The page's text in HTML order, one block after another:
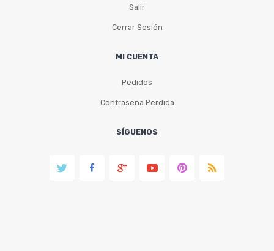
Salir
Cerrar Sesión
MI CUENTA
Pedidos
Contraseña Perdida
SÍGUENOS